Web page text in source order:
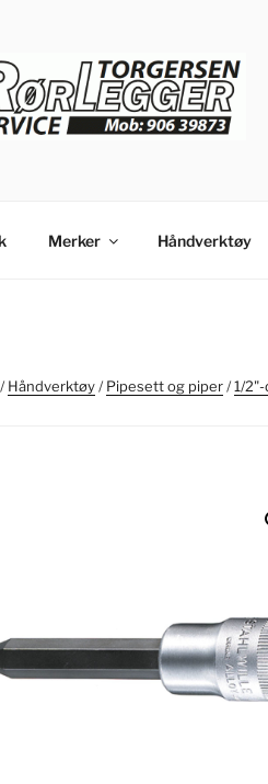
Merker Håndverktøy
/Håndverktøy/Pipesett og piper/1/